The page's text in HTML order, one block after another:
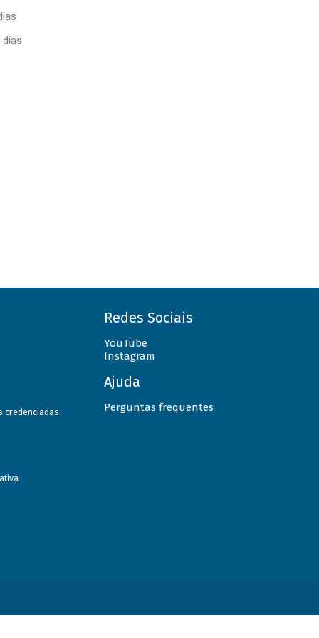
dias
credenciadas
Redes Sociais
YouTube
Instagram
Ajuda
Perguntas frequentes